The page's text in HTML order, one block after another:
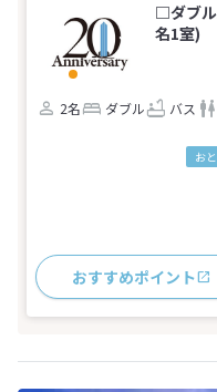
□ダブ
名1室)
2名 ダブル バス
お
おすすめポイント